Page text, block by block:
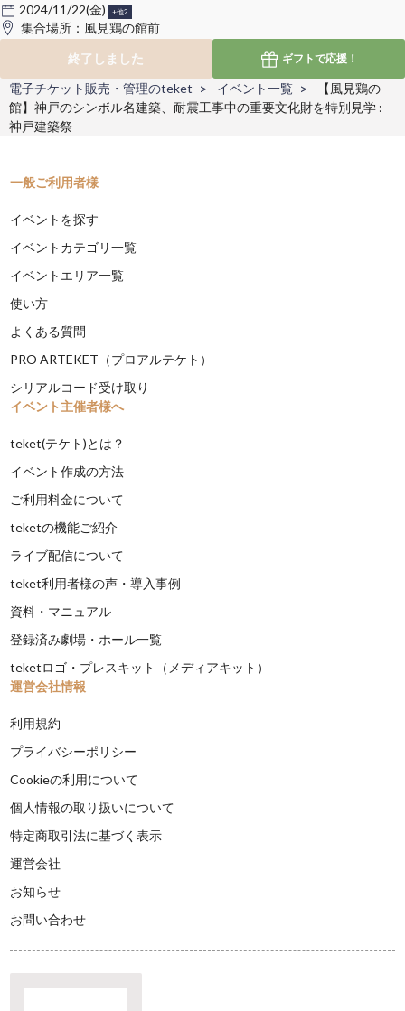
2024/11/22(金) +他2
集合場所：風見鶏の館前
終了しました
ギフトで応援！
電子チケット販売・管理のteket イベント一覧
【風見鶏の
館】神戸のシンボル名建築、耐震工事中の重要文化財を特別見学 :
神戸建築祭
一般ご利用者様
イベントを探す
イベントカテゴリ一覧
イベントエリア一覧
使い方
よくある質問
PRO ARTEKET（プロアルテケト）
シリアルコード受け取り
イベント主催者様へ
teket(テケト)とは？
イベント作成の方法
ご利用料金について
teketの機能ご紹介
ライブ配信について
teket利用者様の声・導入事例
資料・マニュアル
登録済み劇場・ホール一覧
teketロゴ・プレスキット（メディアキット）
運営会社情報
利用規約
プライバシーポリシー
Cookieの利用について
個人情報の取り扱いについて
特定商取引法に基づく表示
運営会社
お知らせ
お問い合わせ